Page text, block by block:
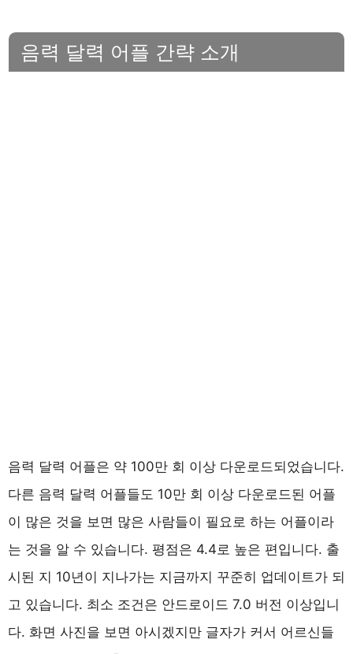
음력 달력 어플 간략 소개
음력 달력 어플은 약 100만 회 이상 다운로드되었습니다.
다른 음력 달력 어플들도 10만 회 이상 다운로드된 어플
이 많은 것을 보면 많은 사람들이 필요로 하는 어플이라
는 것을 알 수 있습니다. 평점은 4.4로 높은 편입니다. 출
시된 지 10년이 지나가는 지금까지 꾸준히 업데이트가 되
고 있습니다. 최소 조건은 안드로이드 7.0 버전 이상입니
다. 화면 사진을 보면 아시겠지만 글자가 커서 어르신들